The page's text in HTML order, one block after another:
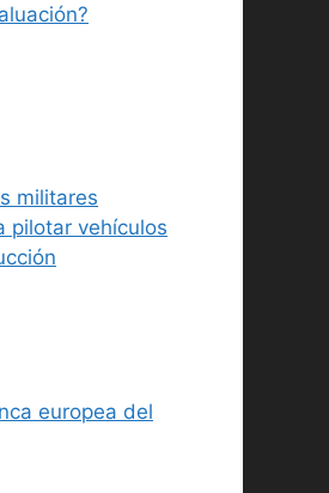
militares
pilotar vehículos
europea del